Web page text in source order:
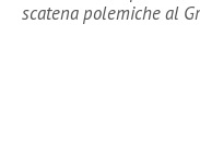
scatena polemiche al